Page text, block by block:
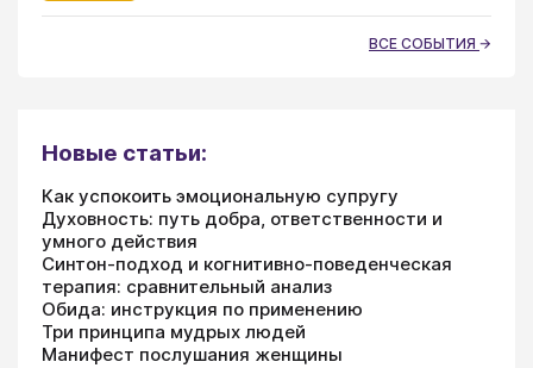
ВСЕ СОБЫТИЯ
Новые статьи:
Как успокоить эмоциональную супругу
Духовность: путь добра, ответственности и
умного действия
Синтон-подход и когнитивно-поведенческая
терапия: сравнительный анализ
Обида: инструкция по применению
Три принципа мудрых людей
Манифест послушания женщины